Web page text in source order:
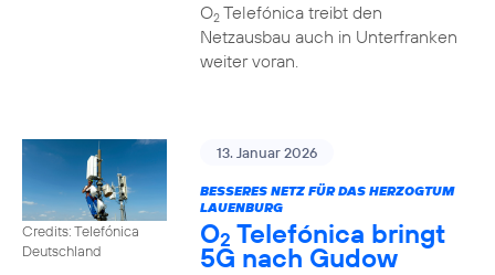
O2Telefónica treibt den
Netzausbau auch in Unterfranken
weiter voran.
Credits: Telefónica
Deutschland
13. Januar 2026
BESSERES NETZ FÜR DAS HERZOGTUM
LAUENBURG
O2 Telefónica bringt
5G nach Gudow